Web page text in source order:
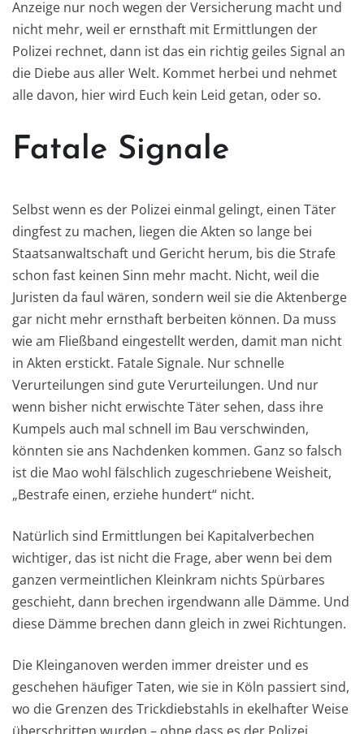
Anzeige nur noch wegen der Versicherung macht und
nicht mehr, weil er ernsthaft mit Ermittlungen der
Polizei rechnet, dann ist das ein richtig geiles Signal an
die Diebe aus aller Welt. Kommet herbei und nehmet
alle davon, hier wird Euch kein Leid getan, oder so.
Fatale Signale
Selbst wenn es der Polizei einmal gelingt, einen Täter
dingfest zu machen, liegen die Akten so lange bei
Staatsanwaltschaft und Gericht herum, bis die Strafe
schon fast keinen Sinn mehr macht. Nicht, weil die
Juristen da faul wären, sondern weil sie die Aktenberge
gar nicht mehr ernsthaft berbeiten können. Da muss
wie am Fließband eingestellt werden, damit man nicht
in Akten erstickt. Fatale Signale. Nur schnelle
Verurteilungen sind gute Verurteilungen. Und nur
wenn bisher nicht erwischte Täter sehen, dass ihre
Kumpels auch mal schnell im Bau verschwinden,
könnten sie ans Nachdenken kommen. Ganz so falsch
ist die Mao wohl fälschlich zugeschriebene Weisheit,
„Bestrafe einen, erziehe hundert“ nicht.
Natürlich sind Ermittlungen bei Kapitalverbechen
wichtiger, das ist nicht die Frage, aber wenn bei dem
ganzen vermeintlichen Kleinkram nichts Spürbares
geschieht, dann brechen irgendwann alle Dämme. Und
diese Dämme brechen dann gleich in zwei Richtungen.
Die Kleinganoven werden immer dreister und es
geschehen häufiger Taten, wie sie in Köln passiert sind,
wo die Grenzen des Trickdiebstahls in ekelhafter Weise